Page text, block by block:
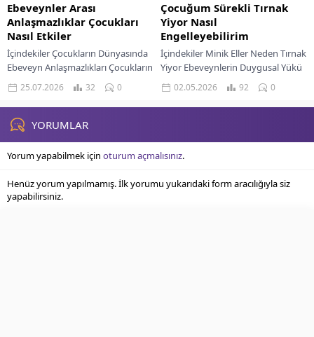
Ebeveynler Arası
Anlaşmazlıklar Çocukları
Nasıl Etkiler
İçindekiler Çocukların Dünyasında
Ebeveyn Anlaşmazlıkları Çocukların
Gelişimine Olumsuz Etkileri
Ebeveynlerin Çatışmaları Yönetme
Sorumluluğu Çocuklar İçin Güvenli
Bir Ortam Yaratmak Çocukları...
25.07.2026 32 0
Çocuğum Sürekli Tırnak
Yiyor Nasıl
Engelleyebilirim
İçindekiler Minik Eller Neden Tırnak
Yiyor Ebeveynlerin Duygusal Yükü
Çocuğunuzu Anlamak İçin
Gözlemler Etkili Çözüm Önerileri
Sabır Ve Tutarlılığın Önemi...
02.05.2026 92 0
YORUMLAR
Yorum yapabilmek için oturum açmalısınız.
Henüz yorum yapılmamış. İlk yorumu yukarıdaki form aracılığıyla siz
yapabilirsiniz.